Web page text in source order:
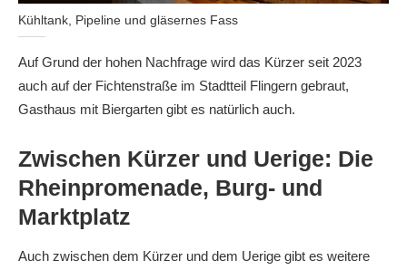
Kühltank, Pipeline und gläsernes Fass
Auf Grund der hohen Nachfrage wird das Kürzer seit 2023
auch auf der Fichtenstraße im Stadtteil Flingern gebraut,
Gasthaus mit Biergarten gibt es natürlich auch.
Zwischen Kürzer und Uerige: Die
Rheinpromenade, Burg- und
Marktplatz
Auch zwischen dem Kürzer und dem Uerige gibt es weitere